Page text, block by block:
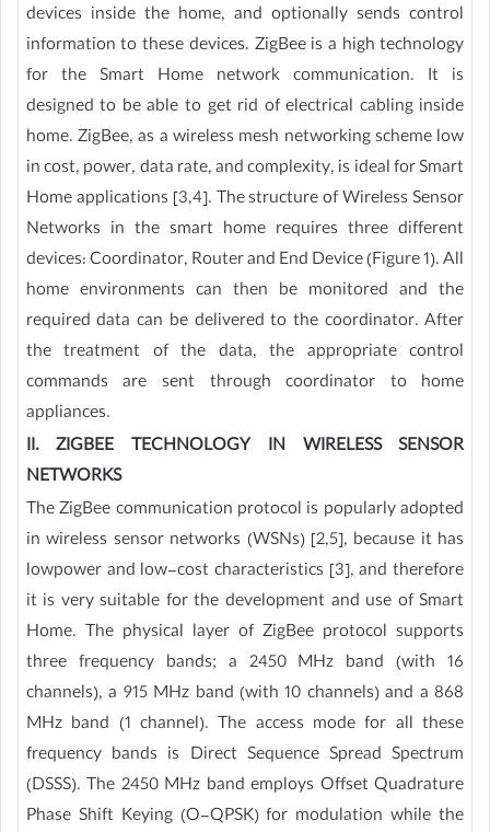
devices inside the home, and optionally sends control
information to these devices. ZigBee is a high technology
for the Smart Home network communication. It is
designed to be able to get rid of electrical cabling inside
home. ZigBee, as a wireless mesh networking scheme low
in cost, power, data rate, and complexity, is ideal for Smart
Home applications [3,4]. The structure of Wireless Sensor
Networks in the smart home requires three different
devices: Coordinator, Router and End Device (Figure 1). All
home environments can then be monitored and the
required data can be delivered to the coordinator. After
the treatment of the data, the appropriate control
commands are sent through coordinator to home
appliances.
II. ZIGBEE TECHNOLOGY IN WIRELESS SENSOR
NETWORKS
The ZigBee communication protocol is popularly adopted
in wireless sensor networks (WSNs) [2,5], because it has
lowpower and low-cost characteristics [3], and therefore
it is very suitable for the development and use of Smart
Home. The physical layer of ZigBee protocol supports
three frequency bands; a 2450 MHz band (with 16
channels), a 915 MHz band (with 10 channels) and a 868
MHz band (1 channel). The access mode for all these
frequency bands is Direct Sequence Spread Spectrum
(DSSS). The 2450 MHz band employs Offset Quadrature
Phase Shift Keying (O-QPSK) for modulation while the